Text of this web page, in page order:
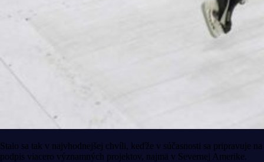
Stalo sa tak v najvhodnejšej chvíli, keďže v súčasnosti sa pripravuje na
podpis viacero významných projektov, najmä v Severnej Amerike.